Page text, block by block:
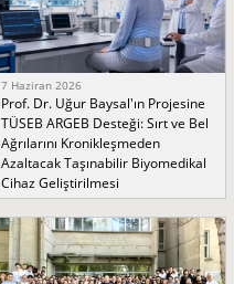
7 Haziran 2026
Prof. Dr. Uğur Baysal'ın Projesine
TÜSEB ARGEB Desteği: Sırt ve Bel
Ağrılarını Kronikleşmeden
Azaltacak Taşınabilir Biyomedikal
Cihaz Geliştirilmesi